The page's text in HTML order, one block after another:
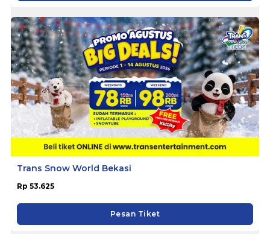
Trans Snow World Bekasi
Rp 53.625
Pesan Tiket